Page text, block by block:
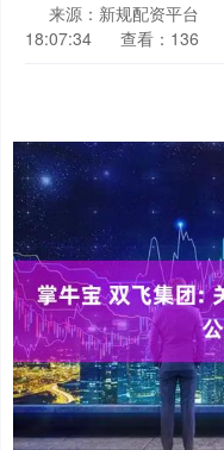
来源：新规配资平台
18:07:34
查看：136